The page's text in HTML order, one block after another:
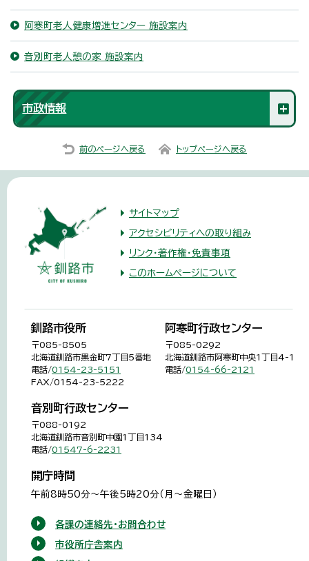
阿寒町老人健康増進センター 施設案内
音別町老人憩の家 施設案内
市政情報
前のページへ戻る トップページへ戻る
サイトマップ
アクセシビリティへの取り組み
リンク・著作権・免責事項
このホームページについて
釧路市役所
〒085-8505
北海道釧路市黒金町7丁目5番地
電話/0154-23-5151
FAX/0154-23-5222
阿寒町行政センター
〒085-0292
北海道釧路市阿寒町中央1丁目4-1
電話/0154-66-2121
音別町行政センター
〒088-0192
北海道釧路市音別町中園1丁目134
電話/01547-6-2231
開庁時間
午前8時50分～午後5時20分（月～金曜日）
各課の連絡先・お問合わせ
市役所庁舎案内